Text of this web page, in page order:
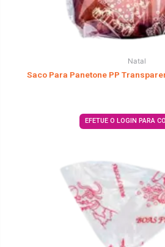
Natal
Saco Para Panetone PP
EFETUE O LOGIN PARA